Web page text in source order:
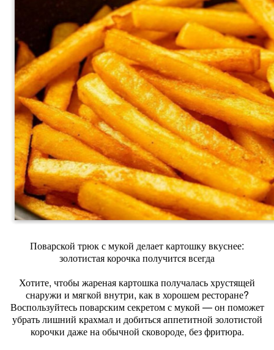
Поварской трюк с мукой делает картошку вкуснее:
золотистая корочка получится всегда
Хотите, чтобы жареная картошка получалась хрустящей
снаружи и мягкой внутри, как в хорошем ресторане?
Воспользуйтесь поварским секретом с мукой — он поможет
убрать лишний крахмал и добиться аппетитной золотистой
корочки даже на обычной сковороде, без фритюра.